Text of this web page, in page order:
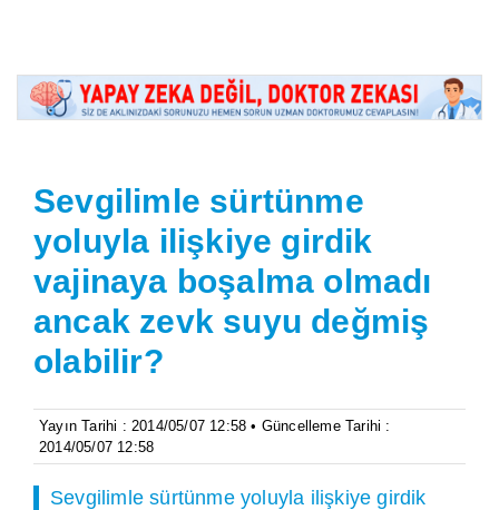
Sevgilimle sürtünme
yoluyla ilişkiye girdik
vajinaya boşalma olmadı
ancak zevk suyu değmiş
olabilir?
Yayın Tarihi : 2014/05/07 12:58 • Güncelleme Tarihi :
2014/05/07 12:58
Sevgilimle sürtünme yoluyla ilişkiye girdik